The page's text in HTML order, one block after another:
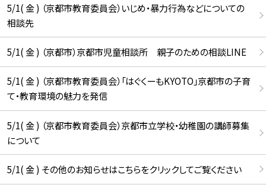
5/1( 金 ) （京都市教育委員会）いじめ・暴力行為などについての
相談先
5/1( 金 ) （京都市）京都市児童相談所 親子のための相談LINE
5/1( 金 ) （京都市教育委員会）「はぐくーもKYOTO」京都市の子育
て・教育環境の魅力を発信
5/1( 金 ) （京都市教育委員会）京都市立学校・幼稚園の講師募集
について
5/1( 金 ) その他のお知らせはこちらをクリックしてご覧ください